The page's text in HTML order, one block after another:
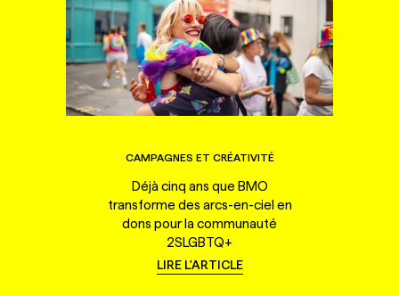
CAMPAGNES ET CRÉATIVITÉ
Déjà cinq ans que BMO
transforme des arcs-en-ciel en
dons pour la communauté
2SLGBTQ+
LIRE L'ARTICLE